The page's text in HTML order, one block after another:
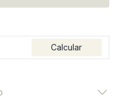
Calcular